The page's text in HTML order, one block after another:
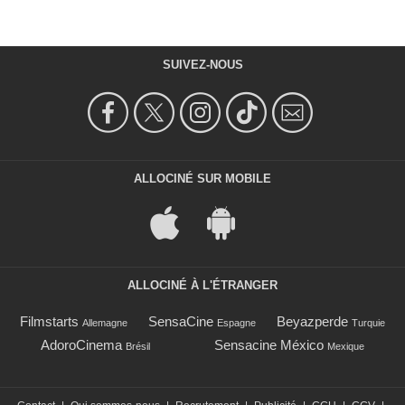
SUIVEZ-NOUS
ALLOCINÉ SUR MOBILE
ALLOCINÉ À L'ÉTRANGER
Filmstarts Allemagne SensaCine Espagne Beyazperde Turquie
AdoroCinema Brésil Sensacine México Mexique